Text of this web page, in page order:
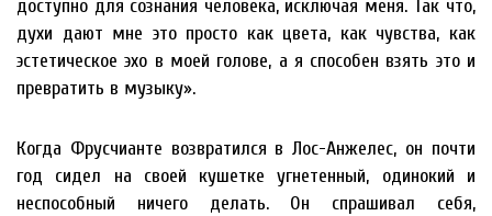
доступно для сознания человека, исключая меня. Так что,
духи дают мне это просто как цвета, как чувства, как
эстетическое эхо в моей голове, а я способен взять это и
превратить в музыку».
Когда Фрусчианте возвратился в Лос-Анжелес, он почти
год сидел на своей кушетке угнетенный, одинокий и
неспособный ничего делать. Он спрашивал себя,